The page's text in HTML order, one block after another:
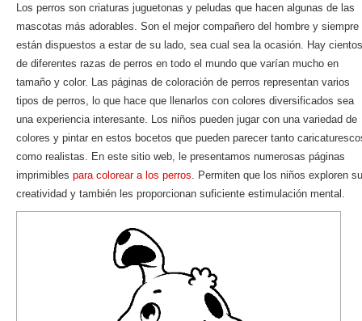
Los perros son criaturas juguetonas y peludas que hacen algunas de las
mascotas más adorables. Son el mejor compañero del hombre y siempre
están dispuestos a estar de su lado, sea cual sea la ocasión. Hay cientos
de diferentes razas de perros en todo el mundo que varían mucho en
tamaño y color. Las páginas de coloración de perros representan varios
tipos de perros, lo que hace que llenarlos con colores diversificados sea
una experiencia interesante. Los niños pueden jugar con una variedad de
colores y pintar en estos bocetos que pueden parecer tanto
como realistas. En este sitio web, le presentamos numerosas páginas
imprimibles para colorear a los perros. Permiten que los niños exploren su
creatividad y también les proporcionan suficiente estimulación mental.